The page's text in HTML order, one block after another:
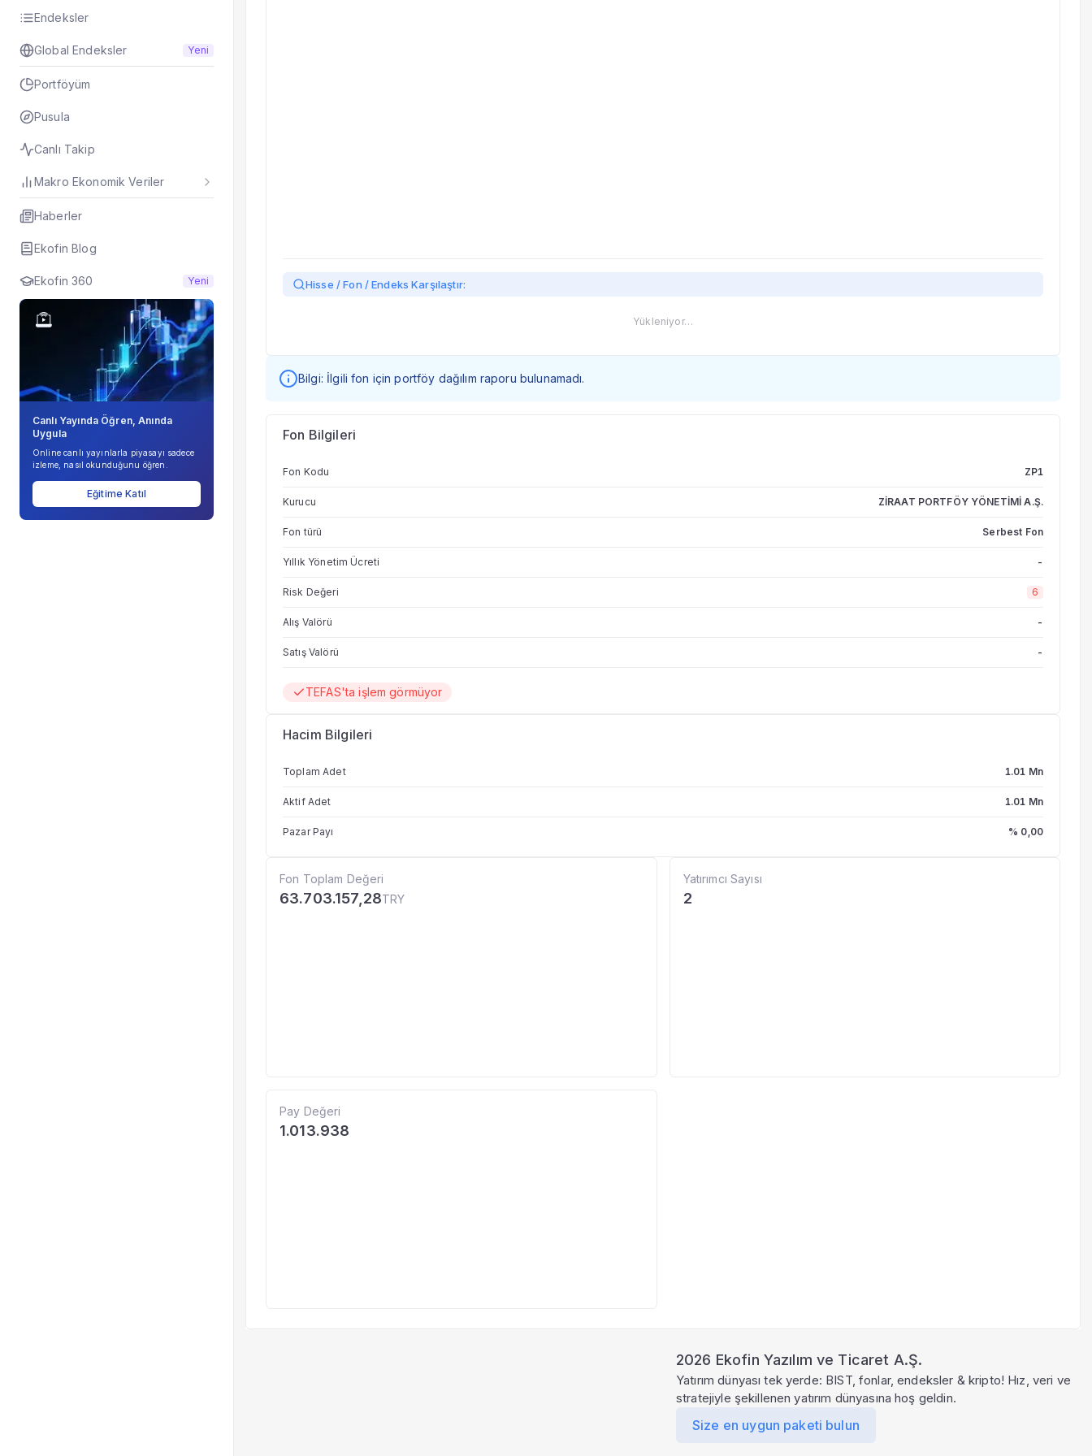
Endeksler
Global Endeksler Yeni
Portföyüm
Pusula
Canlı Takip
Makro Ekonomik Veriler
Haberler
Ekofin Blog
Ekofin 360 Yeni
Canlı Yayında Öğren, Anında
Uygula
Online canlı yayınlarla piyasayı sadece
izleme, nasıl okunduğunu öğren.
Eğitime Katıl
Hisse / Fon / Endeks Karşılaştır:
Yükleniyor…
Bilgi: İlgili fon için portföy dağılım raporu bulunamadı.
Fon Bilgileri
Fon Kodu ZP1
Kurucu ZİRAAT PORTFÖY YÖNETİMİ A.Ş.
Fon türü Serbest Fon
Yıllık Yönetim Ücreti -
Risk Değeri 6
Alış Valörü -
Satış Valörü -
TEFAS'ta işlem görmüyor
Hacim Bilgileri
Toplam Adet 1.01 Mn
Aktif Adet 1.01 Mn
Pazar Payı % 0,00
Fon Toplam Değeri
63.703.157,28TRY
Yatırımcı Sayısı
2
Pay Değeri
1.013.938
2026 Ekofin Yazılım ve Ticaret A.Ş.
Yatırım dünyası tek yerde: BIST, fonlar, endeksler & kripto! Hız, veri ve
stratejiyle şekillenen yatırım dünyasına hoş geldin.
Size en uygun paketi bulun